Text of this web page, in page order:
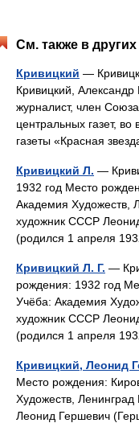
См. также в
Кривицкий —
Кривицкий,
журналист, член
центральных газет,
газеты «Красная
Кривицкий Л. —
1932 год Место
Академия Художеств,
художник СССР
(родился 1 апреля
Кривицкий Л. Г. —
рождения: 1932 год
Учёба: Академия
художник СССР
(родился 1 апреля
Кривицкий, Леонид
Место рождения:
Художеств,
Леонид Гершевич